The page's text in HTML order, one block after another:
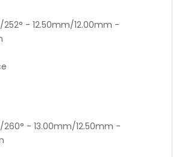
- 12.50mm/12.00mm -
- 13.00mm/12.50mm -